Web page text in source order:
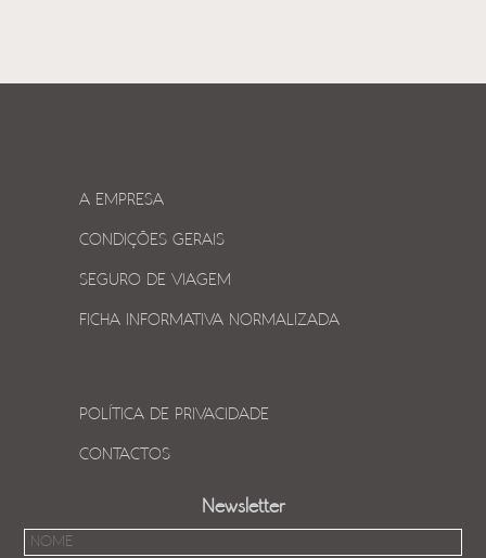
A EMPRESA
CONDIÇÕES GERAIS
SEGURO DE VIAGEM
FICHA INFORMATIVA NORMALIZADA
POLÍTICA DE PRIVACIDADE
CONTACTOS
Newsletter